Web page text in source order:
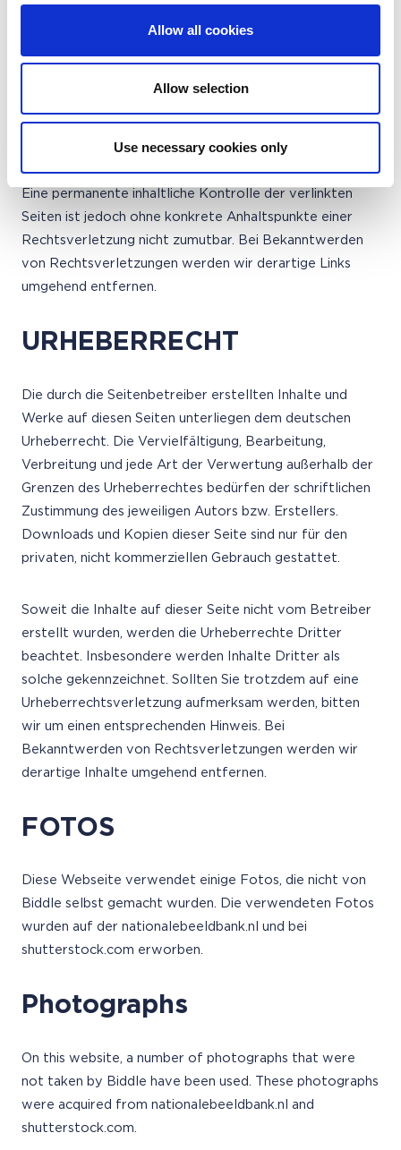
Allow all cookies
Allow selection
Use necessary cookies only
Gewähr übernehmen. Für die Inhalte der verlinkten
zum Zeitpunkt der Verlinkung auf mögliche
Rechtsverstöße überprüft. Rechtswidrige Inhalte waren
zum Zeitpunkt der Verlinkung nicht erkennbar.
Eine permanente inhaltliche Kontrolle der verlinkten
Seiten ist jedoch ohne konkrete Anhaltspunkte einer
Rechtsverletzung nicht zumutbar. Bei Bekanntwerden
von Rechtsverletzungen werden wir derartige Links
umgehend entfernen.
URHEBERRECHT
Die durch die Seitenbetreiber erstellten Inhalte und
Werke auf diesen Seiten unterliegen dem deutschen
Urheberrecht. Die Vervielfältigung, Bearbeitung,
Verbreitung und jede Art der Verwertung außerhalb der
Grenzen des Urheberrechtes bedürfen der schriftlichen
Zustimmung des jeweiligen Autors bzw. Erstellers.
Downloads und Kopien dieser Seite sind nur für den
privaten, nicht kommerziellen Gebrauch gestattet.
Soweit die Inhalte auf dieser Seite nicht vom Betreiber
erstellt wurden, werden die Urheberrechte Dritter
beachtet. Insbesondere werden Inhalte Dritter als
solche gekennzeichnet. Sollten Sie trotzdem auf eine
Urheberrechtsverletzung aufmerksam werden, bitten
wir um einen entsprechenden Hinweis. Bei
Bekanntwerden von Rechtsverletzungen werden wir
derartige Inhalte umgehend entfernen.
FOTOS
Diese Webseite verwendet einige Fotos, die nicht von
Biddle selbst gemacht wurden. Die verwendeten Fotos
wurden auf der nationalebeeldbank.nl und bei
shutterstock.com erworben.
Photographs
On this website, a number of photographs that were
not taken by Biddle have been used. These photographs
were acquired from nationalebeeldbank.nl and
shutterstock.com.